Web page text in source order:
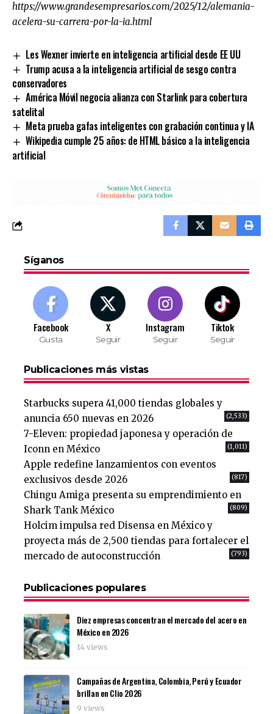
https://www.grandesempresarios.com/2025/12/alemania-
acelera-su-carrera-por-la-ia.html
Les Wexner invierte en inteligencia artificial desde EE UU
Trump acusa a la inteligencia artificial de sesgo contra
conservadores
América Móvil negocia alianza con Starlink para cobertura
satelital
Meta prueba gafas inteligentes con grabación continua y IA
Wikipedia cumple 25 años: de HTML básico a la inteligencia
artificial
Síganos
Facebook
Gusta
X
Seguir
Instagram
Seguir
Tiktok
Seguir
Publicaciones más vistas
Starbucks supera 41,000 tiendas globales y
anuncia 650 nuevas en 2026
(2,533)
7-Eleven: propiedad japonesa y operación de
Iconn en México
(1,011)
Apple redefine lanzamientos con eventos
exclusivos desde 2026
(817)
Chingu Amiga presenta su emprendimiento en
Shark Tank México
(809)
Holcim impulsa red Disensa en México y
proyecta más de 2,500 tiendas para fortalecer el
mercado de autoconstrucción
(793)
Publicaciones populares
Diez empresas concentran el mercado del acero en
México en 2026
14 views
Campañas de Argentina, Colombia, Perú y Ecuador
brillan en Clio 2026
9 views